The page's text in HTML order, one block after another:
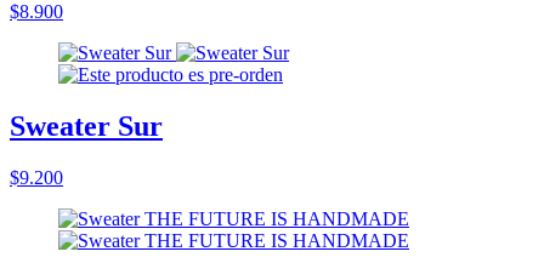
$8.900
Sweater Sur
$9.200